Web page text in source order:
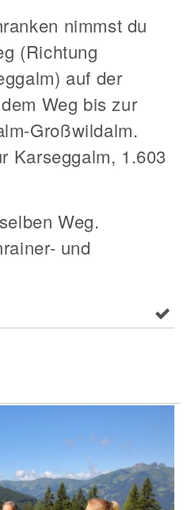
nimmst du
(Richtung
auf der
Weg bis zur
Großwildalm.
Karseggalm, 1.603
Weg.
und